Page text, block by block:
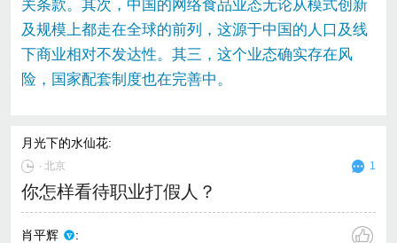
关条款。其次，中国的网络食品业态无论从模式创新
及规模上都走在全球的前列，这源于中国的人口及线
下商业相对不发达性。其三，这个业态确实存在风
险，国家配套制度也在完善中。
月光下的水仙花:
∙北京 1
你怎样看待职业打假人？
肖平辉 :